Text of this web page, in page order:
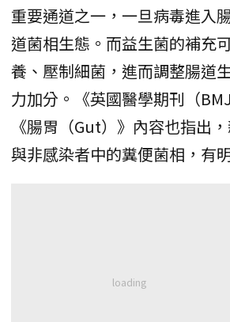
重要通道之一，一旦病毒進入
道菌相生態。而益生菌的補充
養、壓制細菌，進而調整腸道
力加分。《英國醫學期刊（
《腸胃（Gut）》內容也指出
與非感染者中的糞便菌相，有